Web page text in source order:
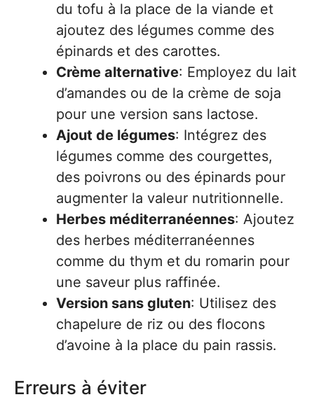
du tofu à la place de la viande et
ajoutez des légumes comme des
épinards et des carottes.
Crème alternative: Employez du lait
d’amandes ou de la crème de soja
pour une version sans lactose.
Ajout de légumes: Intégrez des
légumes comme des courgettes,
des poivrons ou des épinards pour
augmenter la valeur nutritionnelle.
Herbes méditerranéennes: Ajoutez
des herbes méditerranéennes
comme du thym et du romarin pour
une saveur plus raffinée.
Version sans gluten: Utilisez des
chapelure de riz ou des flocons
d’avoine à la place du pain rassis.
Erreurs à éviter